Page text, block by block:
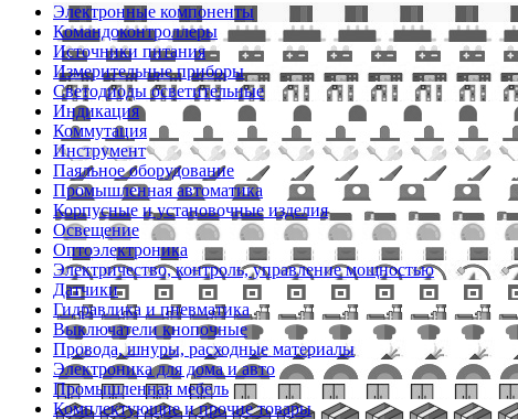
Электронные компоненты
Командоконтроллеры
Источники питания
Измерительные приборы
Светодиоды осветительные
Индикация
Коммутация
Инструмент
Паяльное оборудование
Промышленная автоматика
Корпусные и установочные изделия
Освещение
Оптоэлектроника
Электричество, контроль, управление мощностью
Датчики
Гидравлика и пневматика
Выключатели кнопочные
Провода, шнуры, расходные материалы
Электроника для дома и авто
Промышленная мебель
Комплектующие и прочие товары